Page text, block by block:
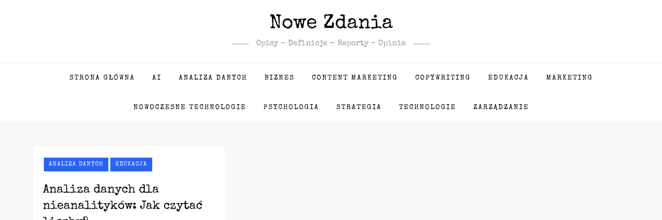
Nowe Zdania
Opisy – Definicje – Raporty – Opinie
STRONA GŁÓWNA AI ANALIZA DANYCH BIZNES CONTENT MARKETING COPYWRITING EDUKACJA MARKETING
NOWOCZESNE TECHNOLOGIE PSYCHOLOGIA STRATEGIA TECHNOLOGIE ZARZĄDZANIE
ANALIZA DANYCH EDUKACJA
Analiza danych dla
nieanalityków: Jak czytać